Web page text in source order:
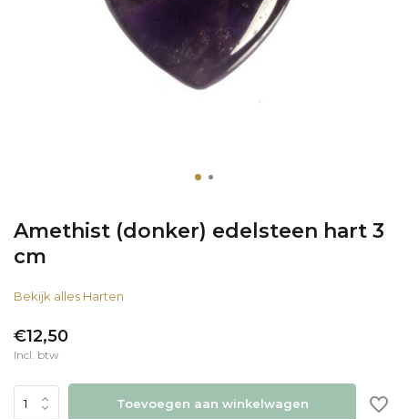
Amethist (donker) edelsteen hart 3
cm
Bekijk alles Harten
€12,50
Incl. btw
Toevoegen aan winkelwagen